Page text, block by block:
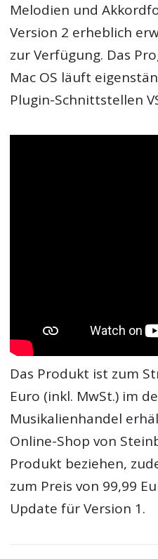
Melodien und
Version 2 erheblich
zur Verfügung. Das
Mac OS läuft
Plugin-Schnittstellen
Das Produkt ist zum
Euro (inkl. MwSt.) im
Musikalienhandel
Online-Shop von
Produkt beziehen,
zum Preis von 99,99
Update für Version 1.